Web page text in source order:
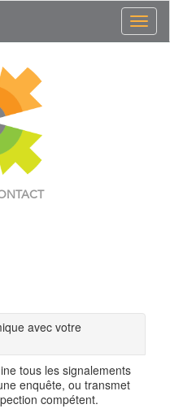
avec votre
tous les signalements
enquête, ou transmet
compétent.